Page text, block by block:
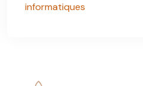
informatiques